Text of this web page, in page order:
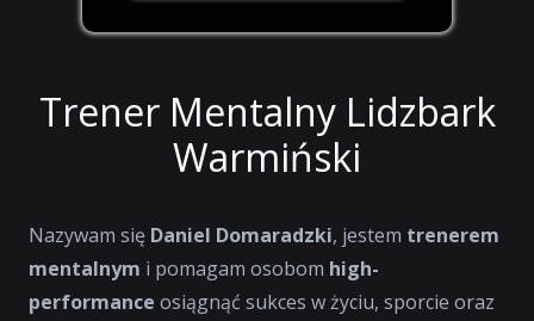
Trener Mentalny Lidzbark
Warmiński
Nazywam się Daniel Domaradzki, jestem trenerem
mentalnym i pomagam osobom high-
performance osiągnąć sukces w życiu, sporcie oraz